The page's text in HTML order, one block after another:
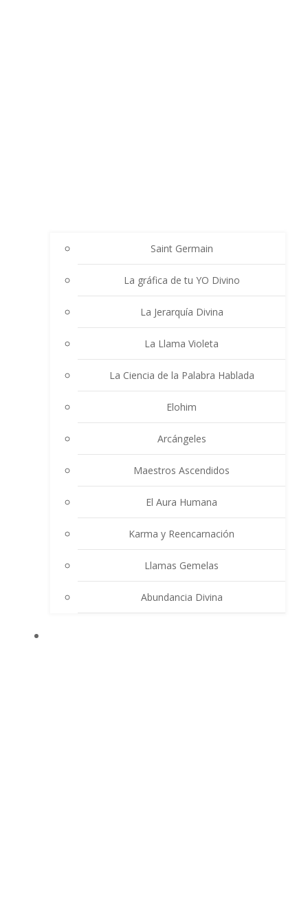
Saint Germain
La gráfica de tu YO Divino
La Jerarquía Divina
La Llama Violeta
La Ciencia de la Palabra Hablada
Elohim
Arcángeles
Maestros Ascendidos
El Aura Humana
Karma y Reencarnación
Llamas Gemelas
Abundancia Divina